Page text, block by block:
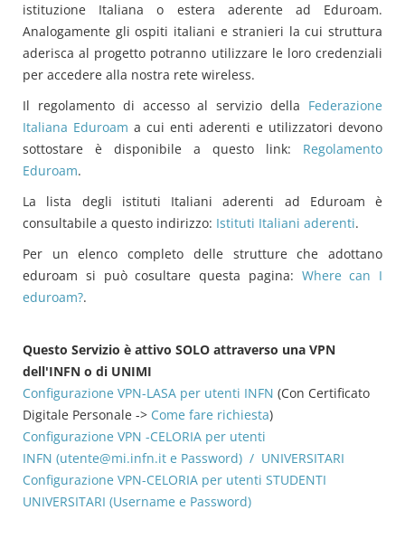
istituzione Italiana o estera aderente ad Eduroam.
Analogamente gli ospiti italiani e stranieri la cui struttura
aderisca al progetto potranno utilizzare le loro credenziali
per accedere alla nostra rete wireless.
Il regolamento di accesso al servizio della Federazione
Italiana Eduroam a cui enti aderenti e utilizzatori devono
sottostare è disponibile a questo link: Regolamento
Eduroam.
La lista degli istituti Italiani aderenti ad Eduroam è
consultabile a questo indirizzo: Istituti Italiani aderenti.
Per un elenco completo delle strutture che adottano
eduroam si può cosultare questa pagina: Where can I
eduroam?.
Questo Servizio è attivo SOLO attraverso una VPN
dell'INFN o di UNIMI
Configurazione VPN-LASA per utenti INFN (Con Certificato
Digitale Personale -> Come fare richiesta)
Configurazione VPN -CELORIA per utenti
INFN (utente@mi.infn.it e Password) / UNIVERSITARI
Configurazione VPN-CELORIA per utenti STUDENTI
UNIVERSITARI (Username e Password)